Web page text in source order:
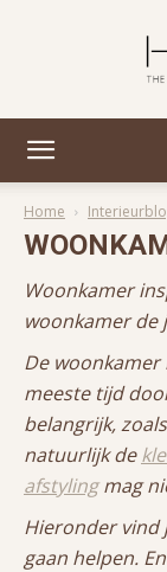
Home
Woonkamer
woonkamer de
De woonkamer
meeste tijd
belangrijk,
natuurlijk de
afstylingmag
Hieronder vind
gaan helpen.